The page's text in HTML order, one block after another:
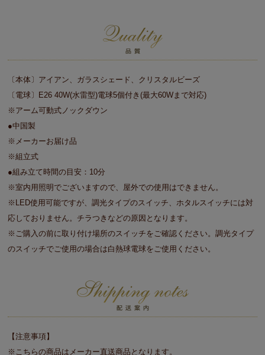
〔本体〕アイアン、ガラスシェード、クリスタルビーズ
〔電球〕E26 40W(水雷型)電球5個付き(最大60Wまで対応)
※アーム可動式ノックダウン
●中国製
※メーカーお届け品
※組立式
●組み立て時間の目安：10分
※室内用照明でございますので、屋外での使用はできません。
※LED使用可能ですが、調光タイプのスイッチ、ホタルスイッチには対
応しておりません。チラつきなどの原因となります。
※ご購入の前に取り付け場所のスイッチをご確認ください。調光タイプ
のスイッチでご使用の場合は白熱球電球をご使用ください。
【注意事項】
※こちらの商品はメーカー直送商品となります。